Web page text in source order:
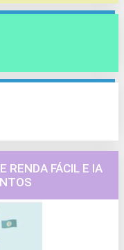
RENDA FÁCIL E IA